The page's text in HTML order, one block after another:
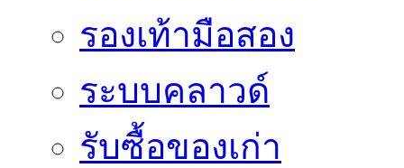
รองเท้ามือสอง
ระบบคลาวด์
รับซื้อของเก่า